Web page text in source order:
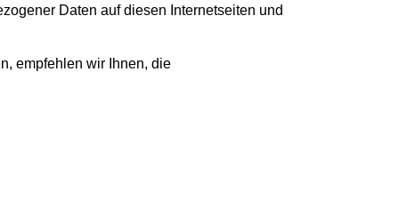
Daten auf diesen Internetseiten und
empfehlen wir Ihnen, die